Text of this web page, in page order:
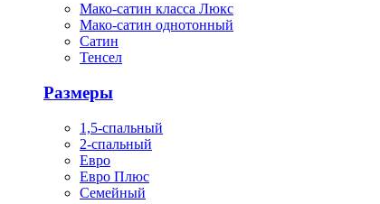
Мако-сатин класса Люкс
Мако-сатин однотонный
Сатин
Тенсел
Размеры
1,5-спальный
2-спальный
Евро
Евро Плюс
Семейный